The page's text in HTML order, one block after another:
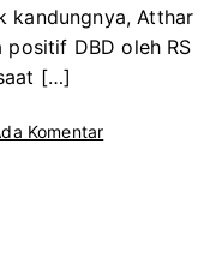
kandungnya, Atthar
positif DBD oleh RS
[…]
Komentarpada